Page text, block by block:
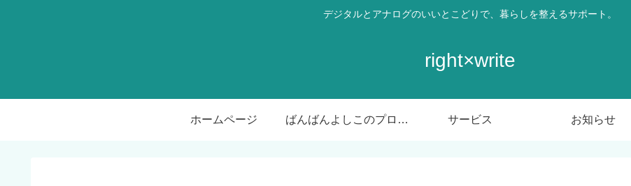
デジタルとアナログのいいとこどりで、暮らしを整えるサポート。
right×write
ホームページ ばんばんよしこのプロフィール サービス お知らせ